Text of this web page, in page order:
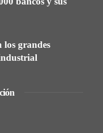
los grandes